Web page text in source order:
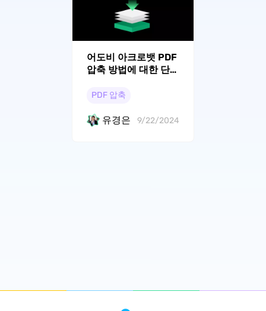
어도비 아크로뱃 PDF
압축 방법에 대한 단계
PDF 압축
유경은 9/22/2024